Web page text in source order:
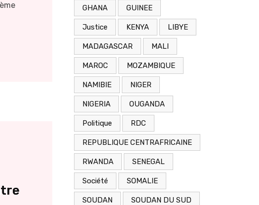
GHANA GUINEE
Justice KENYA LIBYE
MADAGASCAR MALI
MAROC MOZAMBIQUE
NAMIBIE NIGER
NIGERIA OUGANDA
Politique RDC
REPUBLIQUE CENTRAFRICAINE
RWANDA SENEGAL
Société SOMALIE
SOUDAN SOUDAN DU SUD